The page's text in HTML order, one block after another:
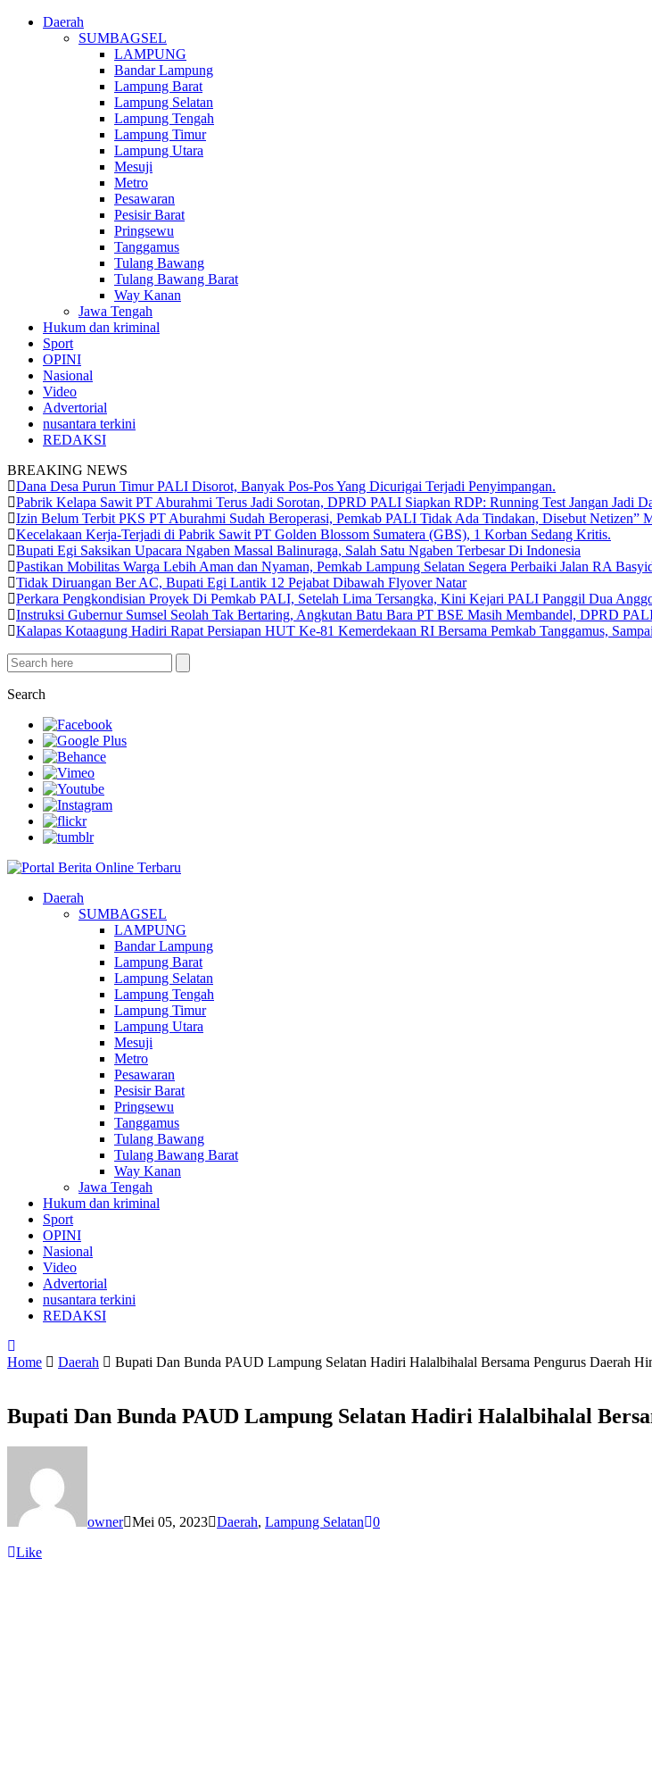
Daerah
SUMBAGSEL
LAMPUNG
Bandar Lampung
Lampung Barat
Lampung Selatan
Lampung Tengah
Lampung Timur
Lampung Utara
Mesuji
Metro
Pesawaran
Pesisir Barat
Pringsewu
Tanggamus
Tulang Bawang
Tulang Bawang Barat
Way Kanan
Jawa Tengah
Hukum dan kriminal
Sport
OPINI
Nasional
Video
Advertorial
nusantara terkini
REDAKSI
BREAKING NEWS
Dana Desa Purun Timur PALI Disorot, Banyak Pos-Pos Yang Dicurigai Terjadi Penyimpangan.
Pabrik Kelapa Sawit PT Aburahmi Terus Jadi Sorotan, DPRD PALI Siapkan RDP: Running Test Jangan Jadi
Izin Belum Terbit PKS PT Aburahmi Sudah Beroperasi, Pemkab PALI Tidak Ada Tindakan, Disebut Netizen”
Kecelakaan Kerja-Terjadi di Pabrik Sawit PT Golden Blossom Sumatera (GBS), 1 Korban Sedang Kritis.
Bupati Egi Saksikan Upacara Ngaben Massal Balinuraga, Salah Satu Ngaben Terbesar Di Indonesia
Pastikan Mobilitas Warga Lebih Aman dan Nyaman, Pemkab Lampung Selatan Segera Perbaiki Jalan RA
Tidak Diruangan Ber AC, Bupati Egi Lantik 12 Pejabat Dibawah Flyover Natar
Perkara Pengkondisian Proyek Di Pemkab PALI, Setelah Lima Tersangka, Kini Kejari PALI Panggil Dua
Instruksi Gubernur Sumsel Seolah Tak Bertaring, Angkutan Batu Bara PT BSE Masih Membandel, DPRD
Kalapas Kotaagung Hadiri Rapat Persiapan HUT Ke-81 Kemerdekaan RI Bersama Pemkab Tanggamus,
Search
Daerah
SUMBAGSEL
LAMPUNG
Bandar Lampung
Lampung Barat
Lampung Selatan
Lampung Tengah
Lampung Timur
Lampung Utara
Mesuji
Metro
Pesawaran
Pesisir Barat
Pringsewu
Tanggamus
Tulang Bawang
Tulang Bawang Barat
Way Kanan
Jawa Tengah
Hukum dan kriminal
Sport
OPINI
Nasional
Video
Advertorial
nusantara terkini
REDAKSI
Home Daerah Bupati Dan Bunda PAUD Lampung Selatan Hadiri Halalbihalal Bersama Pengurus Daerah
Bupati Dan Bunda PAUD Lampung Selatan Hadiri Halalbihalal
owner Mei 05, 2023 Daerah, Lampung Selatan
0
Like